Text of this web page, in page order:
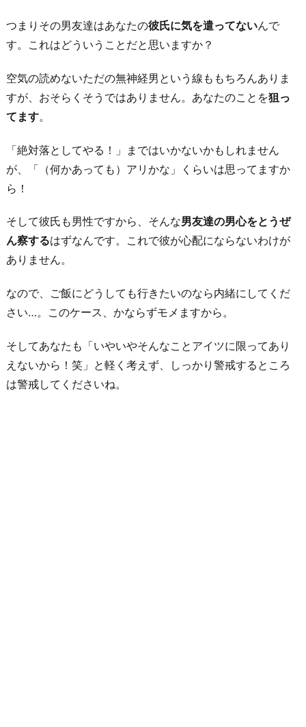
つまりその男友達はあなたの彼氏に気を遣ってないんで
す。これはどういうことだと思いますか？
空気の読めないただの無神経男という線ももちろんありま
すが、おそらくそうではありません。あなたのことを狙っ
てます。
「絶対落としてやる！」まではいかないかもしれません
が、「（何かあっても）アリかな」くらいは思ってますか
ら！
そして彼氏も男性ですから、そんな男友達の男心をとうぜ
ん察するはずなんです。これで彼が心配にならないわけが
ありません。
なので、ご飯にどうしても行きたいのなら内緒にしてくだ
さい…。このケース、かならずモメますから。
そしてあなたも「いやいやそんなことアイツに限ってあり
えないから！笑」と軽く考えず、しっかり警戒するところ
は警戒してくださいね。